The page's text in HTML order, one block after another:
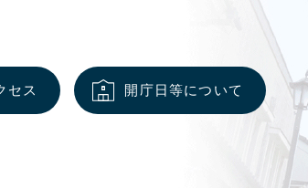
セス 開庁日等について